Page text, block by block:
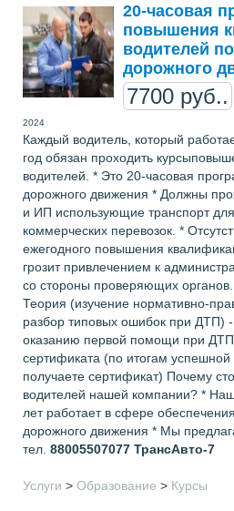
20-часовая
повышения
водителей
дорожного
7700 руб..
2024
Каждый водитель, который
год обязан проходить
водителей. * Это 20-часовая
дорожного движения * Должны
и ИП использующие транспорт
коммерческих перевозок. *
ежегодного повышения
грозит привлечением к
со стороны проверяющих органов.
Теория (изучение нормативно-
разбор типовых ошибок при ДТП)
оказанию первой помощи при
сертификата (по итогам успешной
получаете сертификат) Почему
водителей нашей компании? *
лет работает в сфере
дорожного движения * Мы
тел. 88005507077 ТрансАвто-7
Услуги > Образование > Курсы